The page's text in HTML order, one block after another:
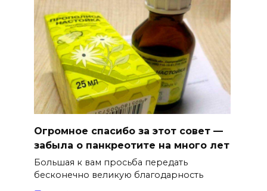
Огромное спасибо за этот совет —
забыла о панкреотите на много лет
Большая к вам просьба передать
бесконечно великую благодарность